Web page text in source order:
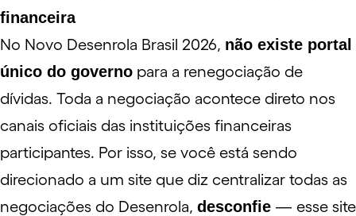
financeira
No Novo Desenrola Brasil 2026, não existe portal
único do governo para a renegociação de
dívidas. Toda a negociação acontece direto nos
canais oficiais das instituições financeiras
participantes. Por isso, se você está sendo
direcionado a um site que diz centralizar todas as
negociações do Desenrola, desconfie — esse site